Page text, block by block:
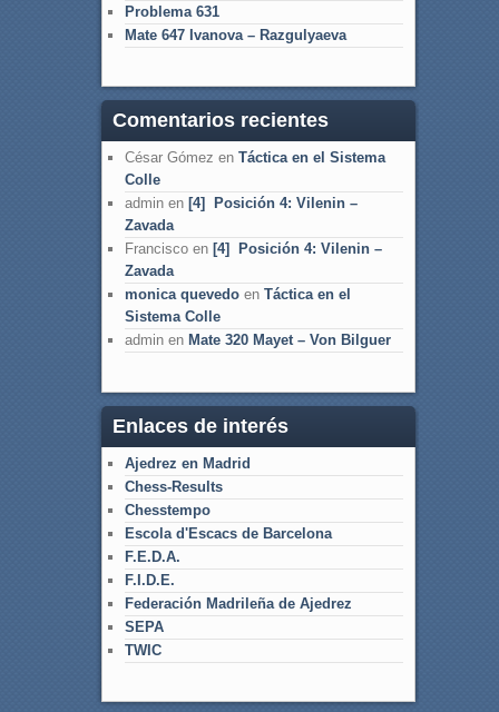
Problema 631
Mate 647 Ivanova – Razgulyaeva
Comentarios recientes
César Gómez en Táctica en el Sistema
Colle
adminen [4] Posición 4: Vilenin –
Zavada
Franciscoen [4] Posición 4: Vilenin –
Zavada
monica quevedoen Táctica en el
Sistema Colle
adminen Mate 320 Mayet – Von Bilguer
Enlaces de interés
Ajedrez en Madrid
Chess-Results
Chesstempo
Escola d'Escacs de Barcelona
F.E.D.A.
F.I.D.E.
Federación Madrileña de Ajedrez
SEPA
TWIC